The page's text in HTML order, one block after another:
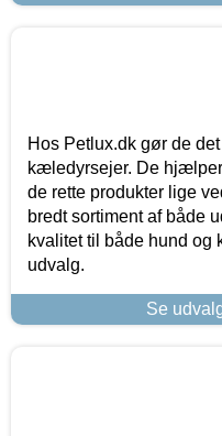
Hos Petlux.dk gør de
kæledyrsejer. De
de rette produkter lige
bredt sortiment af både
kvalitet til både hund og
udvalg.
Se